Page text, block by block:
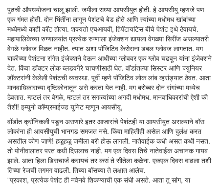
पुढची औषधयोजना चालू झाली. जमीला सध्या आयसीयुत होती. हे आयसीयु म्हणजे पण
एक गंमत होती. दोन भिंतींना लागून पेशंटचे बेड होते आणि त्यांच्या मधोमध खांबांच्या
मध्येमध्ये काही कॉट होत्या. शक्यतो एचआयवी, हिपॅटायटिस बीचे पेशंट इथे ठेवायचे.
महापालिकेच्या रुग्णालयांत प्रत्येक रुग्णाला इंजेक्शन द्यायला वेगळ्या सिरींज असल्यातरी
वेगळे ग्लोवज मिळत नाहीत. त्यात अशा पॉजिटिव केसेसना डबल ग्लोवज लागतात. मग
बाकीच्या पेशंटना रांगेत इंजेक्शने देऊन आधीच्या ग्लोववर एक ग्लोव चढवून यांना इंजेक्शने
देत. किंवा डॉक्टर लोक ब्लडवगैरे चाचणीसाठी घेत. वॉर्डातल्या सिस्टर आणि ज्युनियर
डॉक्टरांनी केलेली पेशंटची व्यवस्था. पूर्वी म्हणे पॉजिटिव लोक लांब व्हरांड्यात ठेवत. आता
मानवाधिकाराच्या दृष्टिकोनातून असे करता येत नाही. मग बरोब्बर दोन रांगांच्या मध्येच
ठेवतात. म्हटलं तर वेगळे, म्हटलं तर सगळ्यांच्या अगदी मधोमध. मानवाधिकारांची ऐशी की
तैशी! इम्युनो कॉम्प्रमाईज्ड युनिट म्हणून आयसीयू.
वॉर्डात क्रॉनिकली पडून असणारे इतर आजारांचे पेशंटही या आयसीयुत असल्याने बॉस
लोकांना ही आयसीयुची भानगड समजत नसे. किंवा माहितीही असेल आणि दुर्लक्ष करत
असतील कोण जाणे! हळूहळू जमीला बरी होऊ लागली. नातेवाईक कधी असत कधी नसत.
तो पोनीवालातर परत कधी दिसलाच नाही. मग एक दिवस तिचे नातेवाईक अचानक गायब
झाले. आता हिला डिसचार्ज करायचं तर कसं ते सीतेला कळेना. एकएक दिवस वाढला तशी
तिच्या रेजची तगमग वाढली. तिच्या बॉसच्या ते लक्षात आलेच.
"प्रकाश, प्रत्येक पेशंट ही नवेनवे शिकण्याची एक संधी असते. आता तू सांग, या